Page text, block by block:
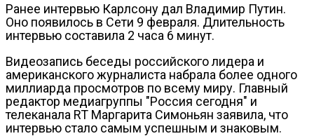
Ранее интервью Карлсону дал Владимир Путин.
Оно появилось в Сети 9 февраля. Длительность
интервью составила 2 часа 6 минут.
Видеозапись беседы российского лидера и
американского журналиста набрала более одного
миллиарда просмотров по всему миру. Главный
редактор медиагруппы "Россия сегодня" и
телеканала RT Маргарита Симоньян заявила, что
интервью стало самым успешным и знаковым.